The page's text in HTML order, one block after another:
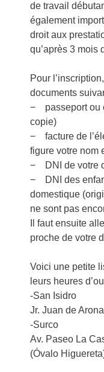
de travail
également
droit aux
qu’après 3 mois
Pour
documents
− passeport ou
copie)
− facture de
figure votre nom
− DNI de votre
− DNI des
domestique
ne sont pas
Il faut ensuite
proche de votre
Voici une petite
leurs heures
-San Isidro
Jr. Juan de
-Surco
Av. Paseo La
(Óvalo